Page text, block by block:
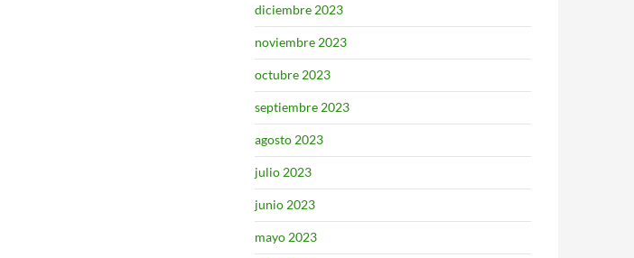
diciembre 2023
noviembre 2023
octubre 2023
septiembre 2023
agosto 2023
julio 2023
junio 2023
mayo 2023